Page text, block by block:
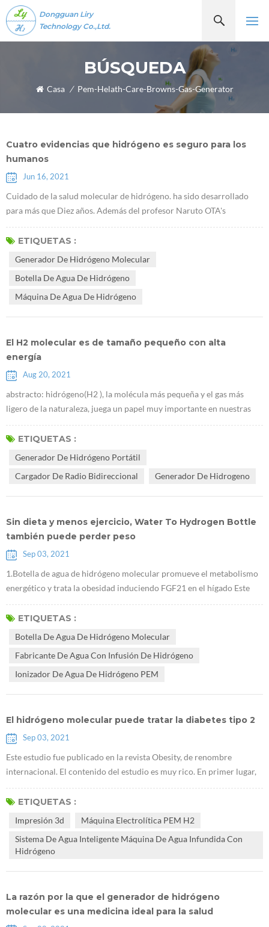
Dongguan Liry
Technology Co.,Ltd.
BÚSQUEDA
Casa / Pem-Helath-Care-Browns-Gas-Generator
Cuatro evidencias que hidrógeno es seguro para los
humanos
Jun 16, 2021
Cuidado de la salud molecular de hidrógeno. ha sido desarrollado
para más que Diez años. Además del profesor Naruto OTA's
descubrimiento de que Moléculas de hidrógenoTienen propiedades
antioxidantes selectivas en 2007, algunos académicos han
ciertos citoquinas. A medi...
ETIQUETAS :
Generador De Hidrógeno Molecular
Botella De Agua De Hidrógeno
Máquina De Agua De Hidrógeno
El H2 molecular es de tamaño pequeño con alta
energía
Aug 20, 2021
abstracto: hidrógeno(H2 ), la molécula más pequeña y el gas más
ligero de la naturaleza, juega un papel muy importante en nuestras
vidas.tiene importantes efectos preventivos y terapéuticos sobre
diversas enfermedades del cuerpo humano.este artículo describe la
H2, ...
ETIQUETAS :
Generador De Hidrógeno Portátil
Cargador De Radio Bidireccional
Generador De Hidrogeno
Sin dieta y menos ejercicio, Water To Hydrogen Bottle
también puede perder peso
Sep 03, 2021
1.Botella de agua de hidrógeno molecular promueve el metabolismo
energético y trata la obesidad induciendo FGF21 en el hígado Este
estudio se realizó en ratones obesos. Demostró que Fabricante de
agua con infusión de hidrógeno puede reducir el peso corporal sin
ETIQUETAS :
Botella De Agua De Hidrógeno Molecular
Fabricante De Agua Con Infusión De Hidrógeno
Ionizador De Agua De Hidrógeno PEM
El hidrógeno molecular puede tratar la diabetes tipo 2
Sep 03, 2021
Este estudio fue publicado en la revista Obesity, de renombre
internacional. El contenido del estudio es muy rico. En primer lugar,
encontraron queE máquina lectrolítica PEM H2 puede promover la
acumulación de glucógeno en el hígado. Utilizaron ratones db / db
que Generado...
ETIQUETAS :
Impresión 3d
Máquina Electrolítica PEM H2
Sistema De Agua Inteligente Máquina De Agua Infundida Con
Hidrógeno
La razón por la que el generador de hidrógeno
molecular es una medicina ideal para la salud